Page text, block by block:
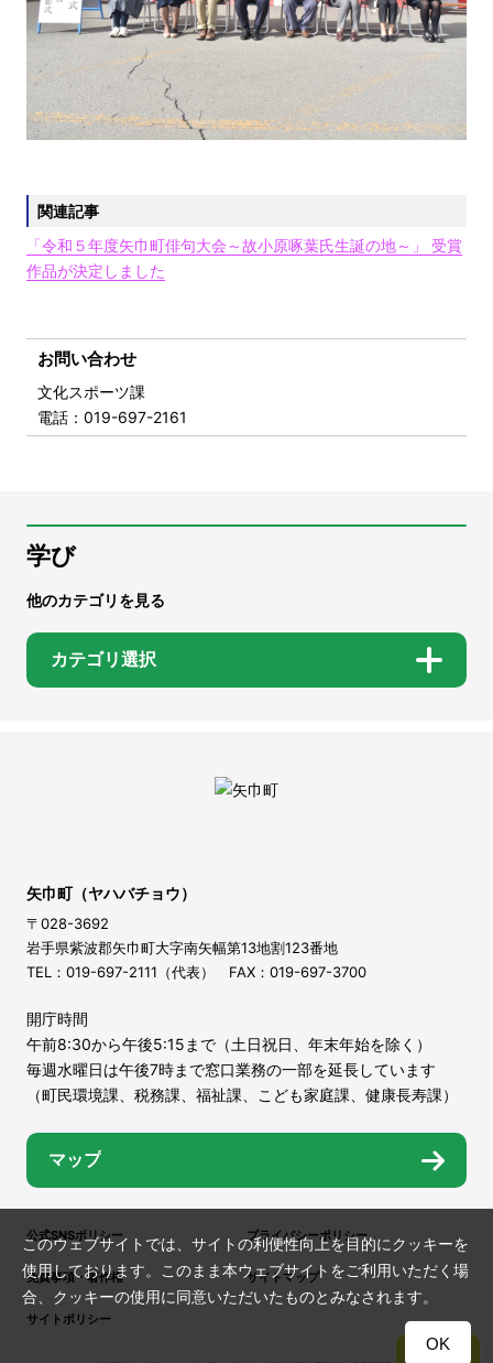
関連記事
「令和５年度矢巾町俳句大会～故小原啄葉氏生誕の地～」 受賞
作品が決定しました
お問い合わせ
文化スポーツ課
電話 ：019-697-2161
学び
他のカテゴリを見る
カテゴリ選択
矢巾町（ヤハバチョウ）
〒028-3692
岩手県紫波郡矢巾町大字南矢幅第13地割123番地
TEL：019-697-2111（代表） FAX：019-697-3700
開庁時間
午前8:30から午後5:15まで（土日祝日、年末年始を除く）
毎週水曜日は午後7時まで窓口業務の一部を延長しています
（町民環境課、税務課、福祉課、こども家庭課、健康長寿課）
マップ
公式SNSポリシー プライバシーポリシー
免責事項・著作権 サイトマップ
サイトポリシー
TOP
このウェブサイトでは、サイトの利便性向上を目的にクッキーを
使用しております。このまま本ウェブサイトをご利用いただく場
合、クッキーの使用に同意いただいたものとみなされます。
OK